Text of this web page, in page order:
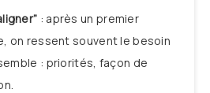
: après un premier
on ressent souvent le besoin
: priorités, façon de